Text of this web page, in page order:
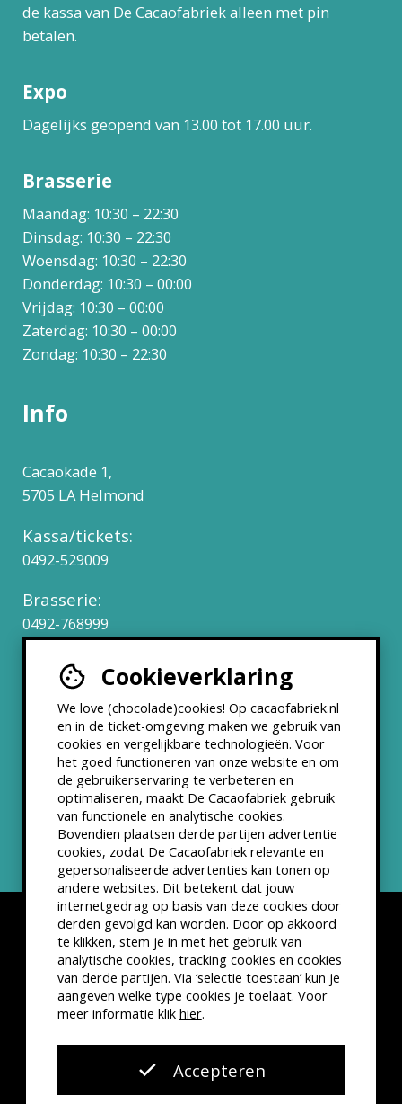
Cookieverklaring
We love (chocolade)cookies! Op cacaofabriek.nl
en in de ticket-omgeving maken we gebruik van
cookies en vergelijkbare technologieën. Voor
het goed functioneren van onze website en om
de gebruikerservaring te verbeteren en
optimaliseren, maakt De Cacaofabriek gebruik
van functionele en analytische cookies.
Bovendien plaatsen derde partijen advertentie
cookies, zodat De Cacaofabriek relevante en
gepersonaliseerde advertenties kan tonen op
andere websites. Dit betekent dat jouw
internetgedrag op basis van deze cookies door
derden gevolgd kan worden. Door op akkoord
te klikken, stem je in met het gebruik van
analytische cookies, tracking cookies en cookies
van derde partijen. Via ‘selectie toestaan’ kun je
aangeven welke type cookies je toelaat. Voor
meer informatie klik hier.
Accepteren
de kassa van De Cacaofabriek alleen met pin
betalen.
Expo
Dagelijks geopend van 13.00 tot 17.00 uur.
Brasserie
Maandag: 10:30 – 22:30
Dinsdag: 10:30 – 22:30
Woensdag: 10:30 – 22:30
Donderdag: 10:30 – 00:00
Vrijdag: 10:30 – 00:00
Zaterdag: 10:30 – 00:00
Zondag: 10:30 – 22:30
Info
Cacaokade 1,
5705 LA Helmond
Kassa/tickets:
0492-529009
Brasserie:
0492-768999
Werken bij
Partners & Samenwerkingen
ANBI status
Nieuwsbrief
Disclaimer Privacyverklaring
Kleine lettertjes
VSCD Bezoekersvoorwaarden
Website doorThe Cre8ion.Lab